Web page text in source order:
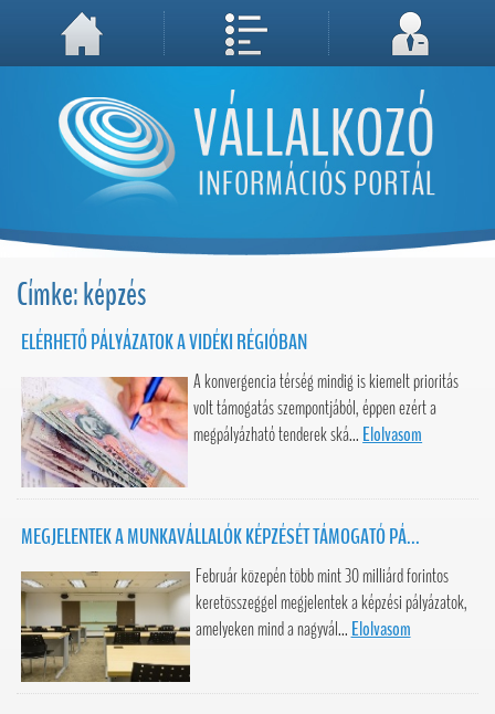
A weboldal használatával Ön elfogadja, hogy Cookie-kat (sütiket) tároljunk számítógépén. A sütik a weboldal megfelelő működéséhez
Megértettem, folytatás...
Címke: képzés
ELÉRHETŐ PÁLYÁZATOK A VIDÉKI RÉGIÓBAN
A konvergencia térség mindig is kiemelt prioritás
volt támogatás szempontjából, éppen ezért a
megpályázható tenderek ská... Elolvasom
MEGJELENTEK A MUNKAVÁLLALÓK KÉPZÉSÉT TÁMOGATÓ PÁ...
Február közepén több mint 30 milliárd forintos
keretösszeggel megjelentek a képzési pályázatok,
amelyeken mind a nagyvál... Elolvasom